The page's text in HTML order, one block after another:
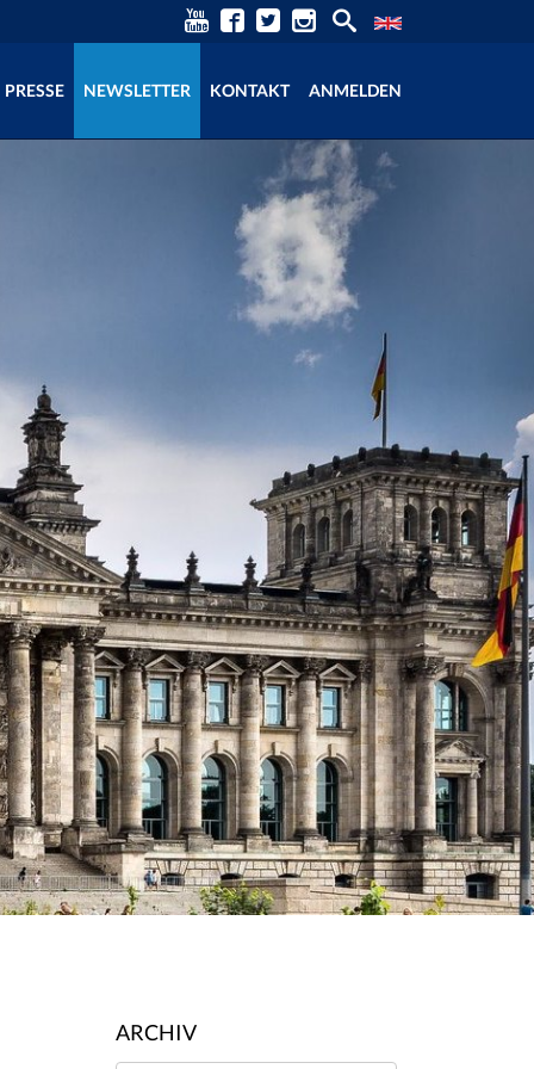
PRESSE NEWSLETTER KONTAKT ANMELDEN
ARCHIV